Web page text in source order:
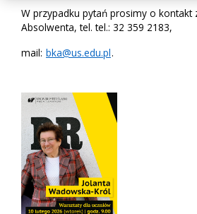
W przypadku pytań prosimy o kontakt
Absolwenta, tel. tel.: 32 359 2183,
mail: bka@us.edu.pl.